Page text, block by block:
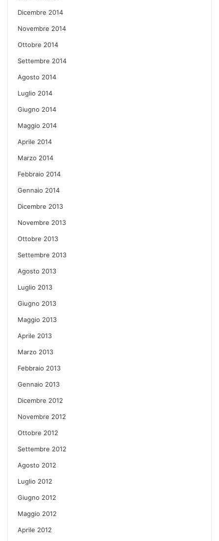
Dicembre 2014
Novembre 2014
Ottobre 2014
Settembre 2014
Agosto 2014
Luglio 2014
Giugno 2014
Maggio 2014
Aprile 2014
Marzo 2014
Febbraio 2014
Gennaio 2014
Dicembre 2013
Novembre 2013
Ottobre 2013
Settembre 2013
Agosto 2013
Luglio 2013
Giugno 2013
Maggio 2013
Aprile 2013
Marzo 2013
Febbraio 2013
Gennaio 2013
Dicembre 2012
Novembre 2012
Ottobre 2012
Settembre 2012
Agosto 2012
Luglio 2012
Giugno 2012
Maggio 2012
Aprile 2012